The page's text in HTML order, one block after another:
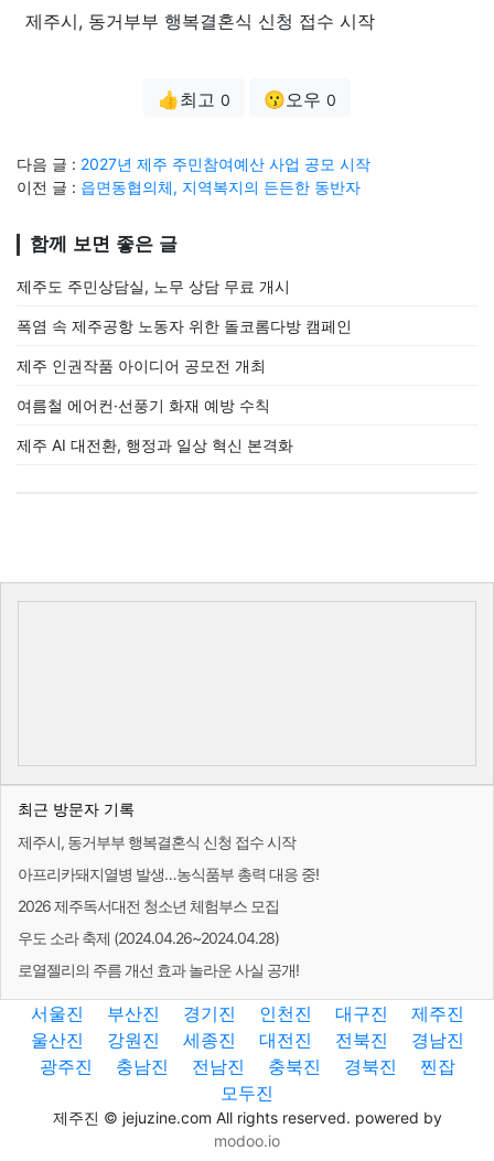
제주시, 동거부부 행복결혼식 신청 접수 시작
👍최고 0 😗오우 0
다음 글 : 2027년 제주 주민참여예산 사업 공모 시작
이전 글 : 읍면동협의체, 지역복지의 든든한 동반자
함께 보면 좋은 글
제주도 주민상담실, 노무 상담 무료 개시
폭염 속 제주공항 노동자 위한 돌코롬다방 캠페인
제주 인권작품 아이디어 공모전 개최
여름철 에어컨·선풍기 화재 예방 수칙
제주 AI 대전환, 행정과 일상 혁신 본격화
최근 방문자 기록
제주시, 동거부부 행복결혼식 신청 접수 시작
아프리카돼지열병 발생…농식품부 총력 대응 중!
2026 제주독서대전 청소년 체험부스 모집
우도 소라 축제 (2024.04.26~2024.04.28)
로열젤리의 주름 개선 효과 놀라운 사실 공개!
서울진 부산진 경기진 인천진 대구진
제주진
울산진
강원진 세종진 대전진 전북진
경남진
광주진
충남진 전남진 충북진 경북진
찐잡
모두진
제주진 © jejuzine.com All rights reserved. powered by
modoo.io